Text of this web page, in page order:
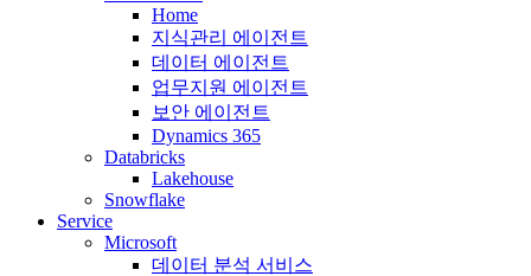
Home
지식관리 에이전트
데이터 에이전트
업무지원 에이전트
보안 에이전트
Dynamics 365
Databricks
Lakehouse
Snowflake
Service
Microsoft
데이터 분석 서비스